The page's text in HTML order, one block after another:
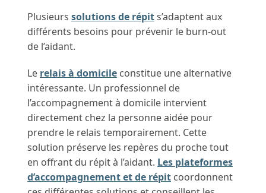
Plusieurs solutions de répits’adaptent aux
différents besoins pour prévenir le burn-out
de l’aidant.
Le relais à domicile constitue une alternative
intéressante. Un professionnel de
l’accompagnement à domicile intervient
directement chez la personne aidée pour
prendre le relais temporairement. Cette
solution préserve les repères du proche tout
en offrant du répit à l’aidant. Les plateformes
d’accompagnement et de répit coordonnent